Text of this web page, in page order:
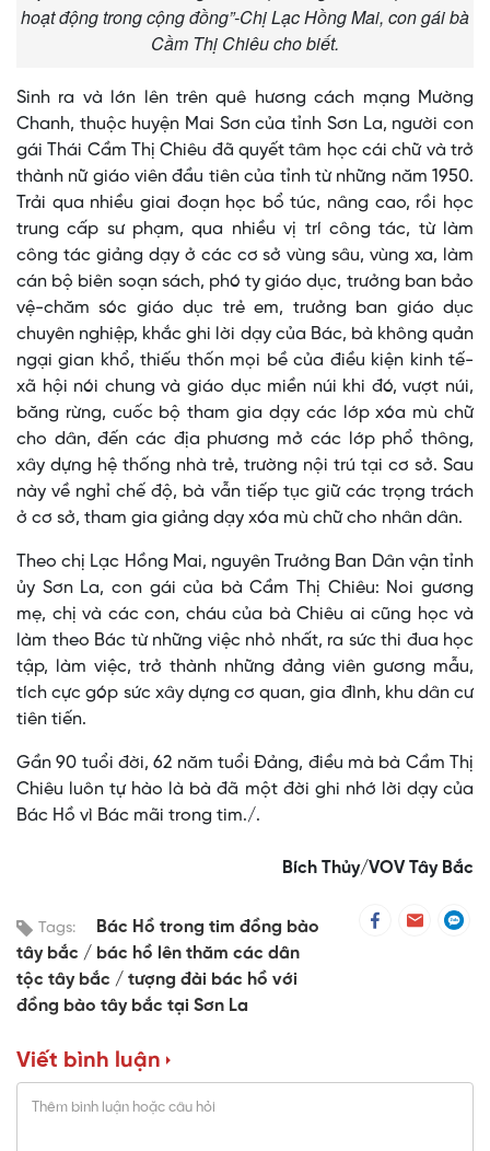
hoạt động trong cộng đồng”-Chị Lạc Hồng Mai, con gái bà
Cầm Thị Chiêu cho biết.
Sinh ra và lớn lên trên quê hương cách mạng Mường
Chanh, thuộc huyện Mai Sơn của tỉnh Sơn La, người con
gái Thái Cầm Thị Chiêu đã quyết tâm học cái chữ và trở
thành nữ giáo viên đầu tiên của tỉnh từ những năm 1950.
Trải qua nhiều giai đoạn học bổ túc, nâng cao, rồi học
trung cấp sư phạm, qua nhiều vị trí công tác, từ làm
công tác giảng dạy ở các cơ sở vùng sâu, vùng xa, làm
cán bộ biên soạn sách, phó ty giáo dục, trưởng ban bảo
vệ-chăm sóc giáo dục trẻ em, trưởng ban giáo dục
chuyên nghiệp, khắc ghi lời dạy của Bác, bà không quản
ngại gian khổ, thiếu thốn mọi bề của điều kiện kinh tế-
xã hội nói chung và giáo dục miền núi khi đó, vượt núi,
băng rừng, cuốc bộ tham gia dạy các lớp xóa mù chữ
cho dân, đến các địa phương mở các lớp phổ thông,
xây dựng hệ thống nhà trẻ, trường nội trú tại cơ sở. Sau
này về nghỉ chế độ, bà vẫn tiếp tục giữ các trọng trách
ở cơ sở, tham gia giảng dạy xóa mù chữ cho nhân dân.
Theo chị Lạc Hồng Mai, nguyên Trưởng Ban Dân vận tỉnh
ủy Sơn La, con gái của bà Cầm Thị Chiêu: Noi gương
mẹ, chị và các con, cháu của bà Chiêu ai cũng học và
làm theo Bác từ những việc nhỏ nhất, ra sức thi đua học
tập, làm việc, trở thành những đảng viên gương mẫu,
tích cực góp sức xây dựng cơ quan, gia đình, khu dân cư
tiên tiến.
Gần 90 tuổi đời, 62 năm tuổi Đảng, điều mà bà Cầm Thị
Chiêu luôn tự hào là bà đã một đời ghi nhớ lời dạy của
Bác Hồ vì Bác mãi trong tim./.
Bích Thủy/VOV Tây Bắc
Tags:
Bác Hồ trong tim đồng bào
tây bắc
bác hồ lên thăm các dân
tộc tây bắc
tượng đài bác hồ với
đồng bào tây bắc tại Sơn La
Viết bình luận